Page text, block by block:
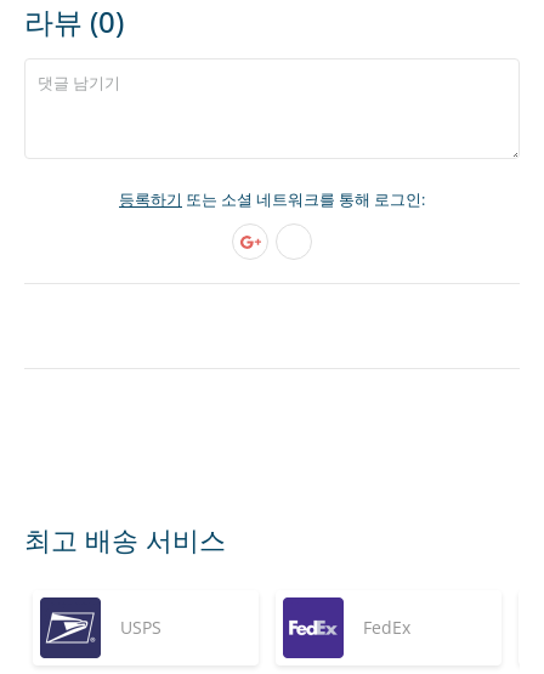
라뷰 (0)
등록하기 또는 소셜 네트워크를 통해 로그인:
최고 배송 서비스
USPS FedEx